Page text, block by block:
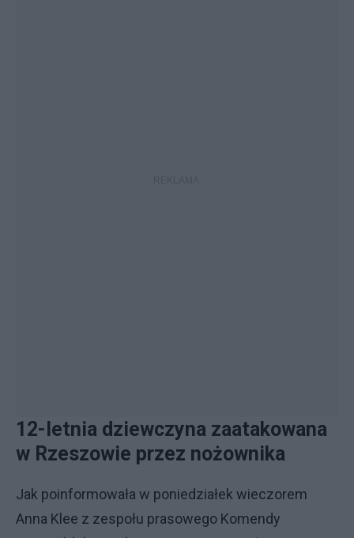
12-letnia dziewczyna zaatakowana
w Rzeszowie przez nożownika
Jak poinformowała w poniedziałek wieczorem
Anna Klee z zespołu prasowego Komendy